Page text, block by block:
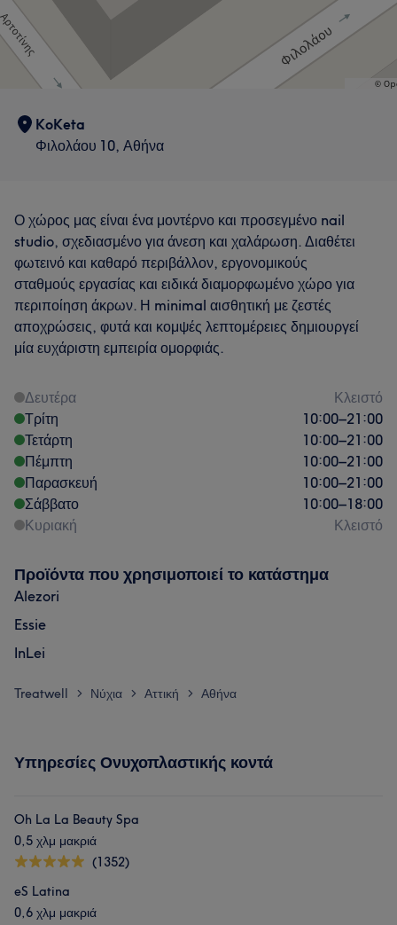
KoKeta
Φιλολάου 10, Αθήνα
Ο χώρος μας είναι ένα μοντέρνο και προσεγμένο nail
studio, σχεδιασμένο για άνεση και χαλάρωση. Διαθέτει
φωτεινό και καθαρό περιβάλλον, εργονομικούς
σταθμούς εργασίας και ειδικά διαμορφωμένο χώρο για
περιποίηση άκρων. Η minimal αισθητική με ζεστές
αποχρώσεις, φυτά και κομψές λεπτομέρειες δημιουργεί
μία ευχάριστη εμπειρία ομορφιάς.
Δευτέρα
Κλειστό
Τρίτη
10:00–21:00
Τετάρτη
10:00–21:00
Πέμπτη
10:00–21:00
Παρασκευή
10:00–21:00
Σάββατο
10:00–18:00
Κυριακή
Κλειστό
Προϊόντα που χρησιμοποιεί το κατάστημα
Alezori
Essie
InLei
Treatwell > Νύχια > Αττική > Αθήνα
Υπηρεσίες Ονυχοπλαστικής κοντά
Oh La La Beauty Spa
0,5 χλμ μακριά
(1352)
eS Latina
0,6 χλμ μακριά